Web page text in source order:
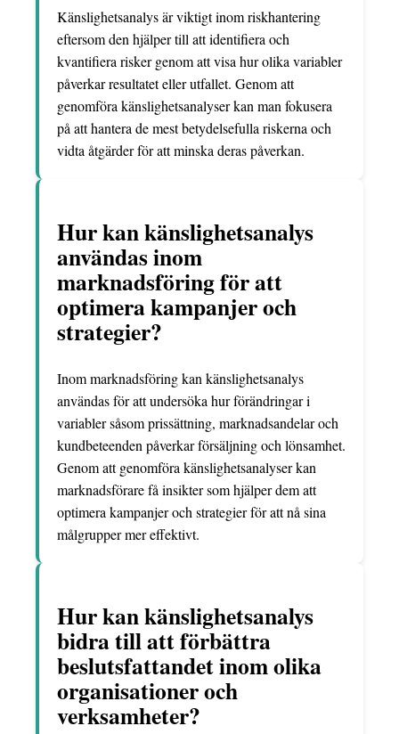
Känslighetsanalys är viktigt inom riskhantering
eftersom den hjälper till att identifiera och
kvantifiera risker genom att visa hur olika variabler
påverkar resultatet eller utfallet. Genom att
genomföra känslighetsanalyser kan man fokusera
på att hantera de mest betydelsefulla riskerna och
vidta åtgärder för att minska deras påverkan.
Hur kan känslighetsanalys
användas inom
marknadsföring för att
optimera kampanjer och
strategier?
Inom marknadsföring kan känslighetsanalys
användas för att undersöka hur förändringar i
variabler såsom prissättning, marknadsandelar och
kundbeteenden påverkar försäljning och lönsamhet.
Genom att genomföra känslighetsanalyser kan
marknadsförare få insikter som hjälper dem att
optimera kampanjer och strategier för att nå sina
målgrupper mer effektivt.
Hur kan känslighetsanalys
bidra till att förbättra
beslutsfattandet inom olika
organisationer och
verksamheter?